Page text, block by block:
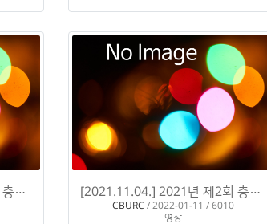
[2021.11.04.] 2021년 제2회 충청북도 도시재생정책세미나 "지속가능한 충청북도 도시재생을 위한 … [2021.11.04.] 2021년 제2회 충청북도 도시재생정책세미나 "지속가능한 충청북도 도시재생을 위한 …
CBURC / 2022-01-11 / 6010
영상